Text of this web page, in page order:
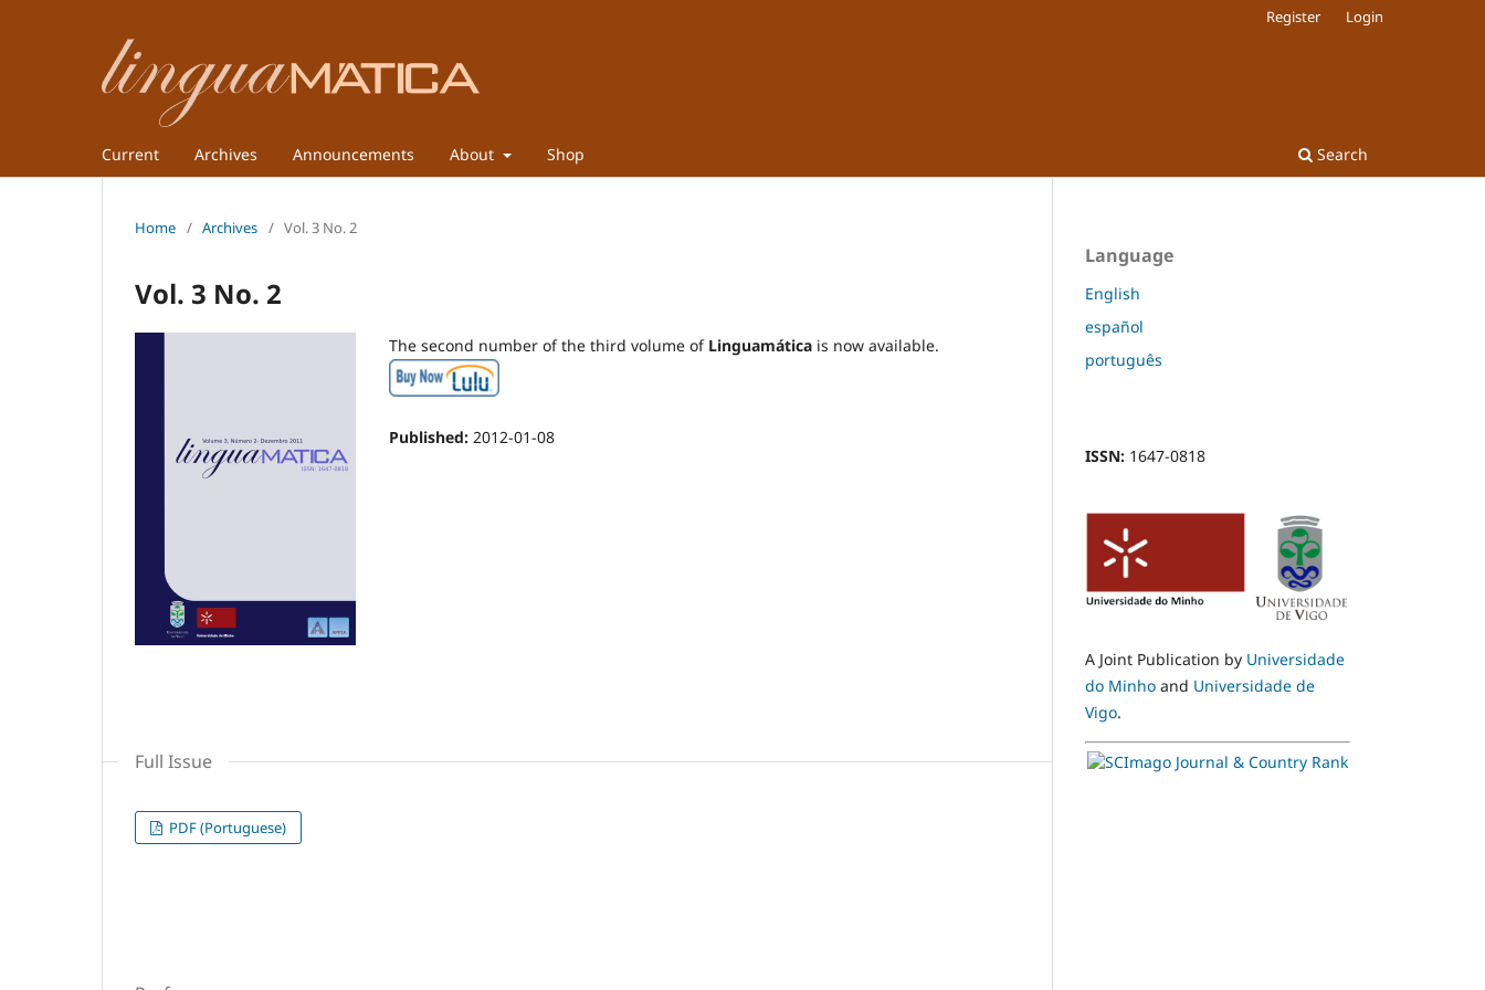
Current Archives Announcements About Shop Search
Register Login
Home / Archives / Vol. 3 No. 2
Vol. 3 No. 2
The second number of the third volume of Linguamática is now available.
Published: 2012-01-08
Full Issue
PDF (Portuguese)
Language
English
español
português
ISSN: 1647-0818
A Joint Publication by Universidade
do Minho and Universidade de
Vigo.